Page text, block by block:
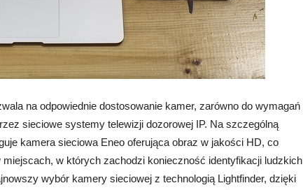
na odpowiednie dostosowanie kamer, zarówno do wymagań
sieciowe systemy telewizji dozorowej IP. Na szczególną
kamera sieciowa Eneo oferująca obraz w jakości HD, co
w których zachodzi konieczność identyfikacji ludzkich
wybór kamery sieciowej z technologią Lightfinder, dzięki